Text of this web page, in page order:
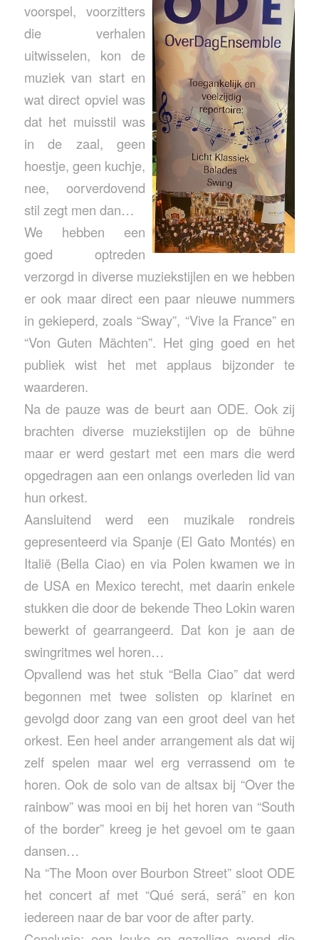
voorspel, voorzitters
die verhalen
uitwisselen, kon de
muziek van start en
wat direct opviel was
dat het muisstil was
in de zaal, geen
hoestje, geen kuchje,
nee, oorverdovend
stil zegt men dan…
We hebben een
goed optreden
verzorgd in diverse muziekstijlen en we hebben
er ook maar direct een paar nieuwe nummers
in gekieperd, zoals “Sway”, “Vive la France” en
“Von Guten Mächten”. Het ging goed en het
publiek wist het met applaus bijzonder te
waarderen.
Na de pauze was de beurt aan ODE. Ook zij
brachten diverse muziekstijlen op de bühne
maar er werd gestart met een mars die werd
opgedragen aan een onlangs overleden lid van
hun orkest.
Aansluitend werd een muzikale rondreis
gepresenteerd via Spanje (El Gato Montés) en
Italië (Bella Ciao) en via Polen kwamen we in
de USA en Mexico terecht, met daarin enkele
stukken die door de bekende Theo Lokin waren
bewerkt of gearrangeerd. Dat kon je aan de
swingritmes wel horen…
Opvallend was het stuk “Bella Ciao” dat werd
begonnen met twee solisten op klarinet en
gevolgd door zang van een groot deel van het
orkest. Een heel ander arrangement als dat wij
zelf spelen maar wel erg verrassend om te
horen. Ook de solo van de altsax bij “Over the
rainbow” was mooi en bij het horen van “South
of the border” kreeg je het gevoel om te gaan
dansen…
Na “The Moon over Bourbon Street” sloot ODE
het concert af met “Qué será, será” en kon
iedereen naar de bar voor de after party.